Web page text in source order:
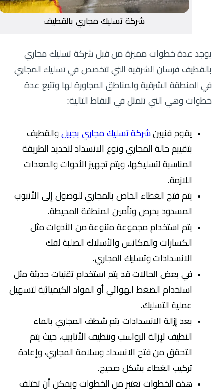
شركة تسليك مجاري بالقطيف
يوجد عدة خطوات مميزة من قبل شركة تسليك مجاري
بالقطيف فرسان الشرقية التي تتخصص في تسليك المجاري
في المنطقة الشرقية والمناطق المجاورة لها وتتبع عدة
خطوات وهي التي تتمثل في النقاط التالية:
يقوم فنيينشركة تسليك مجاري بجبيل والقطيف
بتقييم حالة المجاري ونوع الانسداد لتحديد الطريقة
المناسبة لتسليكها، ويتم تجهيز الأدوات والمعدات
اللازمة.
يتم فتح الغطاء الخاص بالمجاري للوصول إلى الأنبوب
المسدود بحرص وتأمين المنطقة المحيطة.
يتم استخدام مجموعة متنوعة من الأدوات مثل
الكسارات والمكانس والأسلاك الصلبة لفك
الانسدادات وتسليك المجاري.
في بعض الحالات قد يتم استخدام تقنيات حديثة مثل
استخدام الضغط الهوائي أو المواد الكيميائية لتسهيل
عملية التسليك.
بعد إزالة الانسدادات يتم شطف المجاري بالماء
النظيف لإزالة الرواسب وتنظيف الأنابيب، حيث يتم
التحقق من فتح الانسداد وسلامة المجاري، وإعادة
تركيب الغطاء بشكل صحيح.
هذه الخطوات تعتبر من الخطوات ويمكن أن تختلف